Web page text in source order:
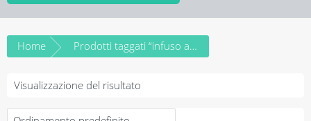
Home Prodotti taggati “infuso alla frutta”
Visualizzazione del risultato